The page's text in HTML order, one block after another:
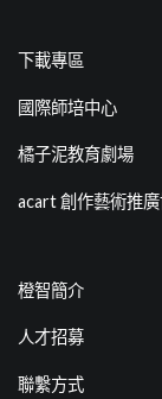
下載專區
國際師培中心
橘子泥教育劇場
acart 創作藝術推
橙智簡介
人才招募
聯繫方式